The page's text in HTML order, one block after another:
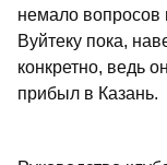
немало вопросов
Вуйтеку пока,
конкретно, ведь
прибыл в Казань.